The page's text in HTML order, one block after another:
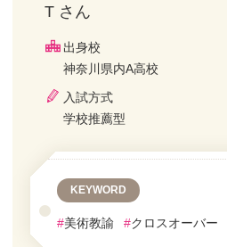
T さん
出身校
神奈川県内A高校
入試方式
学校推薦型
KEYWORD
#美術教諭 #クロスオーバー